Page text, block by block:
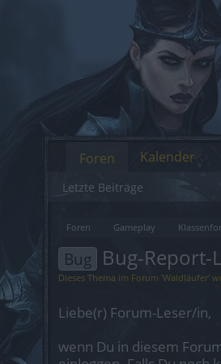
Foren Gameplay
Bug Bug-Report-
Dieses Thema im Forum 'Waldläufer'
Liebe(r) Forum-Leser/in,
wenn Du in diesem
Foren
Letzte Beiträge
Kalender